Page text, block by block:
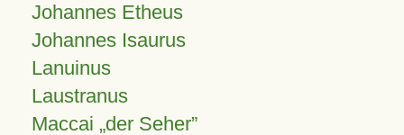
Johannes Etheus
Johannes Isaurus
Lanuinus
Laustranus
Maccai „der Seher”